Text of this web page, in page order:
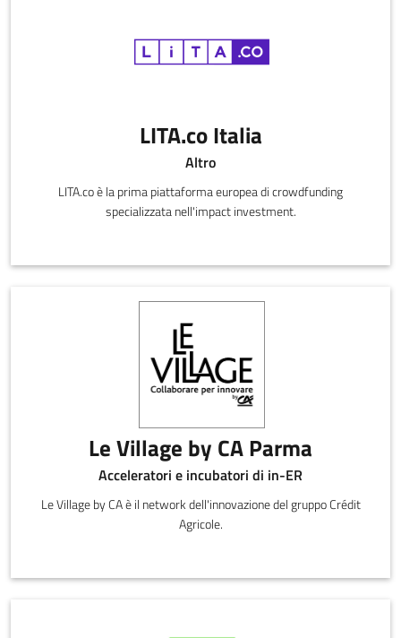
LITA.co Italia
Altro
LITA.co è la prima piattaforma europea di crowdfunding
specializzata nell'impact investment.
Le Village by CA Parma
Acceleratori e incubatori di in-ER
Le Village by CA è il network dell'innovazione del gruppo Crédit
Agricole.